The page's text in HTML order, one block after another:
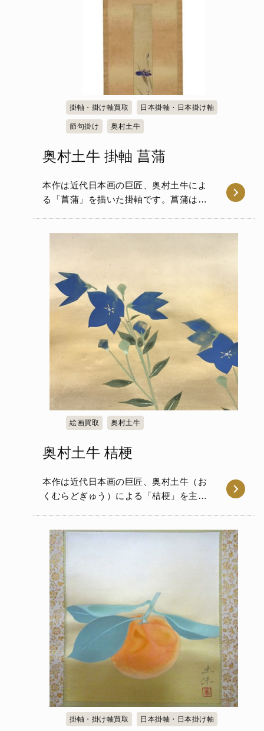
掛軸・掛け軸買取 日本掛軸・日本掛け軸
節句掛け 奥村土牛
奥村土牛 掛軸 菖蒲
本作は近代日本画の巨匠、奥村土牛によ
る「菖蒲」を描いた掛軸です。菖蒲は端
絵画買取 奥村土牛
奥村土牛 桔梗
本作は近代日本画の巨匠、奥村土牛（お
くむらどぎゅう）による「桔梗」を主題
掛軸・掛け軸買取 日本掛軸・日本掛け軸